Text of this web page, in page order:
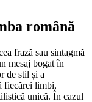
română
frază sau sintagmă
mesaj bogat în
de stil și a
fiecărei limbi,
unică. În cazul